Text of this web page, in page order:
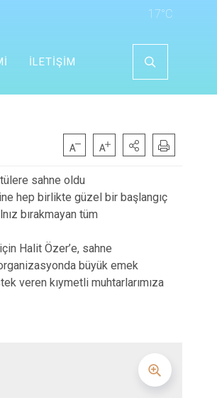
17°C
İLETİŞİM
sahne oldu
hep birlikte güzel bir başlangıç
bırakmayan tüm
Halit Özer’e, sahne
büyük emek
veren kıymetli muhtarlarımıza